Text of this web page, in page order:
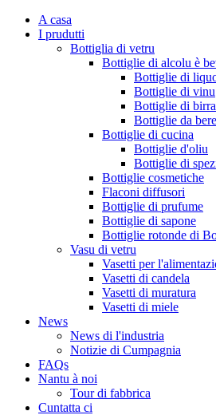
A casa
I prudutti
Bottiglia di vetru
Bottiglie di alcolu è
Bottiglie di
Bottiglie di vinu
Bottiglie di birra
Bottiglie da
Bottiglie di cucina
Bottiglie d'oliu
Bottiglie di
Bottiglie cosmetiche
Flaconi diffusori
Bottiglie di prufume
Bottiglie di sapone
Bottiglie rotonde di
Vasu di vetru
Vasetti per
Vasetti di candela
Vasetti di muratura
Vasetti di miele
News
News di l'industria
Notizie di Cumpagnia
FAQs
Nantu à noi
Tour di fabbrica
Cuntatta ci